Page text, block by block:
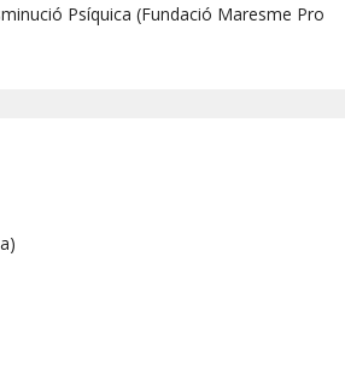
Psíquica (Fundació Maresme Pro
)